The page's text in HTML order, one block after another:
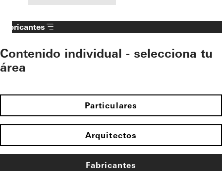
Fabricantes
Contenido individual - selecciona tu
área
Particulares
Arquitectos
Fabricantes